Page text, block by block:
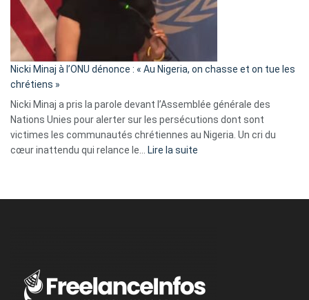
a
tout
parle
ses
tripes »
Nicki Minaj à l’ONU dénonce : « Au Nigeria, on chasse et on tue les
chrétiens »
Nicki Minaj a pris la parole devant l’Assemblée générale des
Nations Unies pour alerter sur les persécutions dont sont
victimes les communautés chrétiennes au Nigeria. Un cri du
cœur inattendu qui relance le…
Lire la suite
Nigeria,